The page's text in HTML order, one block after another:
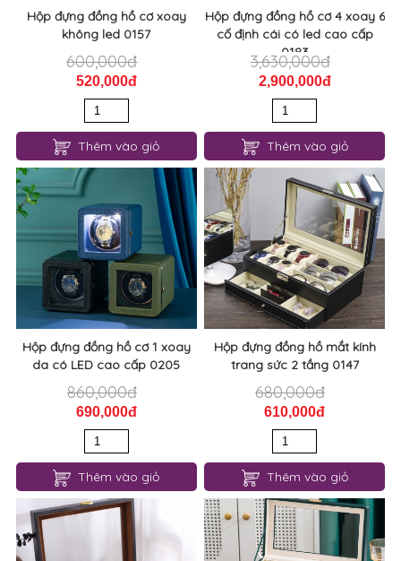
Hộp đựng đồng hồ cơ xoay
không led 0157
600,000đ
520,000đ
Thêm vào giỏ
Hộp đựng đồng hồ cơ 4 xoay 6
cố định cái có led cao cấp
0183
3,630,000đ
2,900,000đ
Thêm vào giỏ
Hộp đựng đồng hồ cơ 1 xoay
da có LED cao cấp 0205
860,000đ
690,000đ
Thêm vào giỏ
Hộp đựng đồng hồ mắt kính
trang sức 2 tầng 0147
680,000đ
610,000đ
Thêm vào giỏ